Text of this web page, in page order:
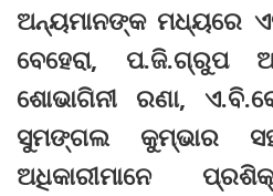
ଅନ୍ୟମାନଙ୍କ ମଧ୍ୟରେ
ବେହେରା, ପ.ଜି.ଗ୍ରୁପ
ଶୋଭାଗିନୀ ରଣା,
ସୁମଙ୍ଗଲ କୁମ୍ଭାର
ଅଧିକାରୀମାନେ